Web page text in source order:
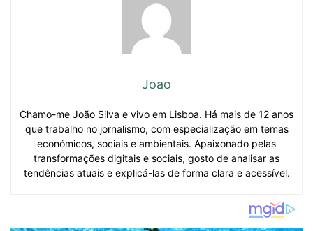
Joao
Chamo-me João Silva e vivo em Lisboa. Há mais de 12 anos
que trabalho no jornalismo, com especialização em temas
económicos, sociais e ambientais. Apaixonado pelas
transformações digitais e sociais, gosto de analisar as
tendências atuais e explicá-las de forma clara e acessível.